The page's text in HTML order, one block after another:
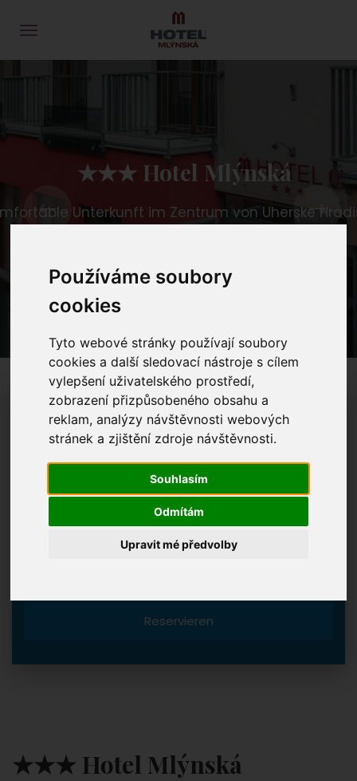
Používáme soubory
cookies
Tyto webové stránky používají soubory
cookies a další sledovací nástroje s cílem
vylepšení uživatelského prostředí,
zobrazení přizpůsobeného obsahu a
reklam, analýzy návštěvnosti webových
stránek a zjištění zdroje návštěvnosti.
Souhlasím
Odmítám
Upravit mé předvolby
★★★ Hotel Mlýnská
Unterkunft im Zentrum von Uherske
ANKUNFT
ABFAHRT
Reservieren
★★★ Hotel Mlýnská